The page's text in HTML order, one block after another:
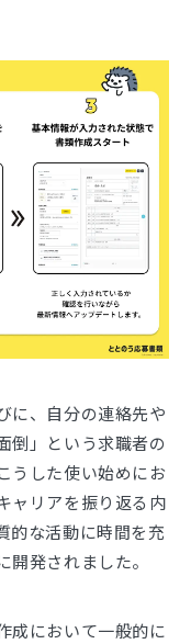
に、自分の連絡先や
倒」という求職者の
うした使い始めにお
ャリアを振り返る内
的な活動に時間を充
発されました。
成において一般的に